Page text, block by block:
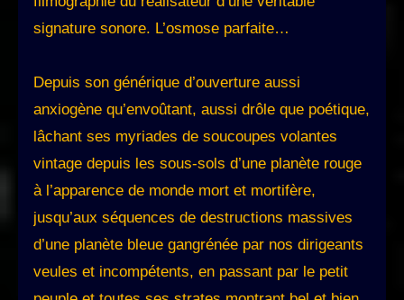
signature sonore. L’osmose parfaite…
Depuis son générique d’ouverture aussi
anxiogène qu’envoûtant, aussi drôle que poétique,
lâchant ses myriades de soucoupes volantes
vintage depuis les sous-sols d’une planète rouge
à l’apparence de monde mort et mortifère,
jusqu’aux séquences de destructions massives
d’une planète bleue gangrénée par nos dirigeants
veules et incompétents, en passant par le petit